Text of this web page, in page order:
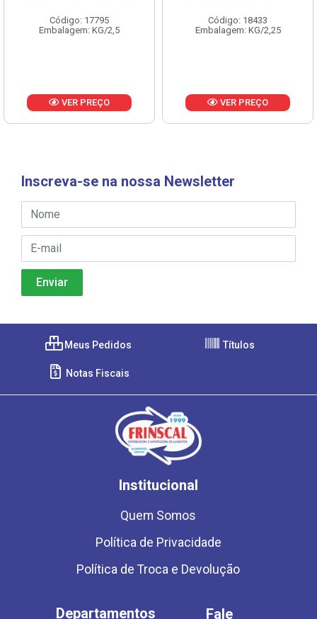
Código: 17795
Embalagem: KG/2,5
VER PREÇO
Código: 18433
Embalagem: KG/2,25
VER PREÇO
Inscreva-se na nossa Newsletter
Meus Pedidos Títulos
Notas Fiscais
Institucional
Quem Somos
Política de Privacidade
Política de Troca e Devolução
Departamentos
Fale